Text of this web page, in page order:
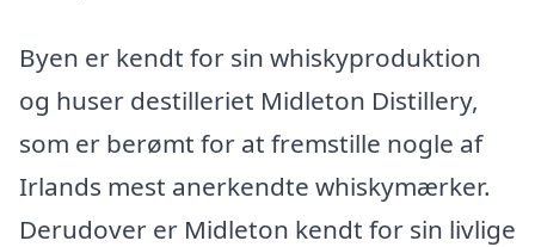
Byen er kendt for sin whiskyproduktion
og huser destilleriet Midleton Distillery,
som er berømt for at fremstille nogle af
Irlands mest anerkendte whiskymærker.
Derudover er Midleton kendt for sin livlige